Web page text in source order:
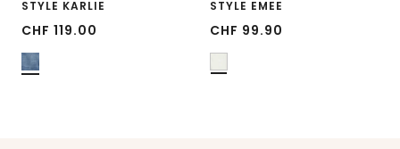
STYLE KARLIE
CHF 119.00
STYLE EMEE
CHF 99.90